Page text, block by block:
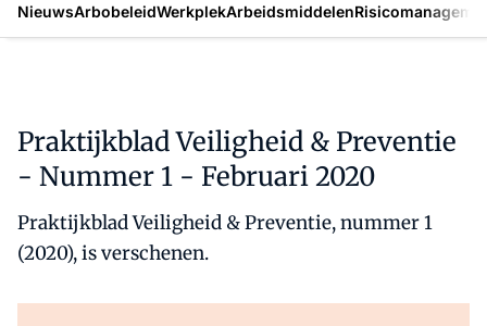
NieuwsArbobeleidWerkplekArbeidsmiddelen
Praktijkblad Veiligheid & Preventie
- Nummer 1 - Februari 2020
Praktijkblad Veiligheid & Preventie, nummer 1
(2020), is verschenen.